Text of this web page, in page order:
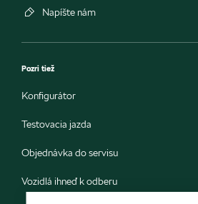
Napíšte nám
Pozri tiež
Konfigurátor
Testovacia jazda
Objednávka do servisu
Vozidlá ihneď k odberu